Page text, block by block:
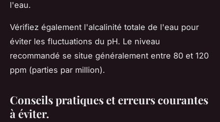
l'eau.
Vérifiez également l'alcalinité totale de l'eau pour
éviter les fluctuations du pH. Le niveau
recommandé se situe généralement entre 80 et 120
ppm (parties par million).
Conseils pratiques et erreurs courantes
à éviter.